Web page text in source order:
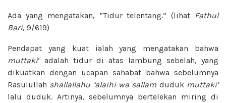
Ada yang mengatakan, “Tidur telentang.” (lihat Fathul
Bari, 9/619)
Pendapat yang kuat ialah yang mengatakan bahwa
muttaki’ adalah tidur di atas lambung sebelah, yang
dikuatkan dengan ucapan sahabat bahwa sebelumnya
Rasulullah shallallahu ‘alaihi wa sallam duduk muttaki’
lalu duduk. Artinya, sebelumnya bertelekan miring di